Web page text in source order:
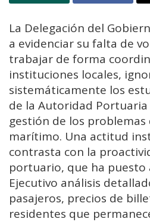
La Delegación del
a evidenciar su falta de
trabajar de forma
instituciones locales,
sistemáticamente los
de la Autoridad Portuaria
gestión de los
marítimo. Una actitud
contrasta con la
portuario, que ha puesto
Ejecutivo análisis
pasajeros, precios de
residentes que